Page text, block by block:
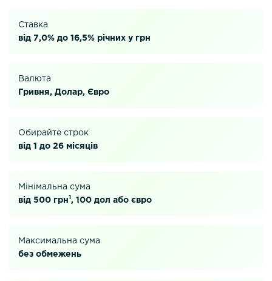
Cтавка
від 7,0% до 16,5% річних у грн
Валюта
Гривня, Долар, Євро
Обирайте строк
від 1 до 26 місяців
Мінімальна сума
від 500 грн1 , 100 дол або євро
Максимальна сума
без обмежень